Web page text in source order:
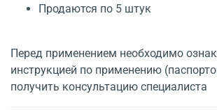
Продаются по 5 штук
Перед применением необходимо
инструкцией по применению
получить консультацию специалиста